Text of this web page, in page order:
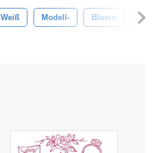
Weiß Modell- Blume Stil